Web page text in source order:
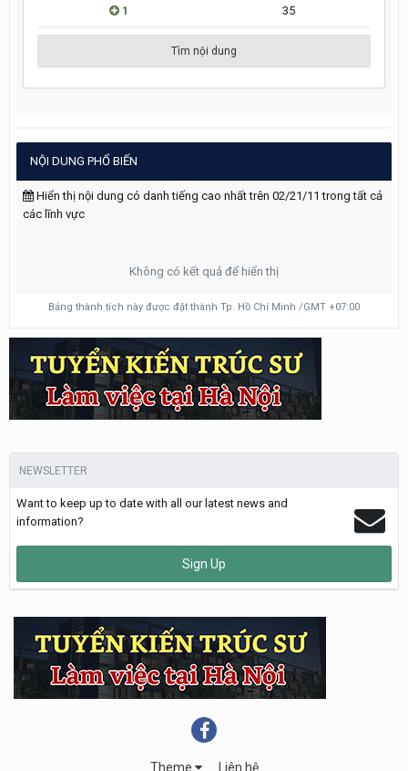
1 35
Tìm nội dung
NỘI DUNG PHỔ BIẾN
Hiển thị nội dung có danh tiếng cao nhất trên 02/21/11 trong tất cả
các lĩnh vực
Không có kết quả để hiển thị
Bảng thành tích này được đặt thành Tp. Hồ Chí Minh /GMT +07:00
NEWSLETTER
Want to keep up to date with all our latest news and
information?
Sign Up
Theme Liên hệ